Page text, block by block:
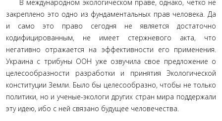
В международном экологическом праве, однако, четко не
закреплено это одно из фундаментальных прав человека. Да
и само это право сегодня не является достаточно
кодифицированным, не имеет стержневого акта, что
негативно отражается на эффективности его применения.
Украина с трибуны ООН уже озвучила свое предложение о
целесообразности разработки и принятия Экологической
конституции Земли. Было бы целесообразно, чтобы не только
политики, но и ученые-экологи других стран мира поддержали
эту идею, ибо с ней связано будущее человечества.